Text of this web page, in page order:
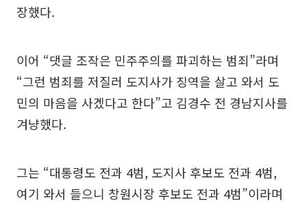
장했다.
이어 “댓글 조작은 민주주의를 파괴하는 범죄”라며
“그런 범죄를 저질러 도지사가 징역을 살고 와서 도
민의 마음을 사겠다고 한다”고 김경수 전 경남지사를
겨냥했다.
그는 “대통령도 전과 4범, 도지사 후보도 전과 4범,
여기 와서 들으니 창원시장 후보도 전과 4범”이라며